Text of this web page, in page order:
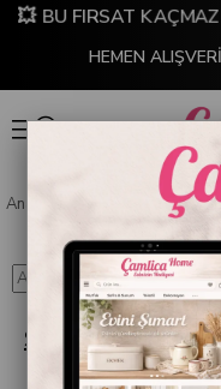
💥 BU FIRSAT
HEMEN
Anasayfa MİKASA
Sofra
Moor Servis